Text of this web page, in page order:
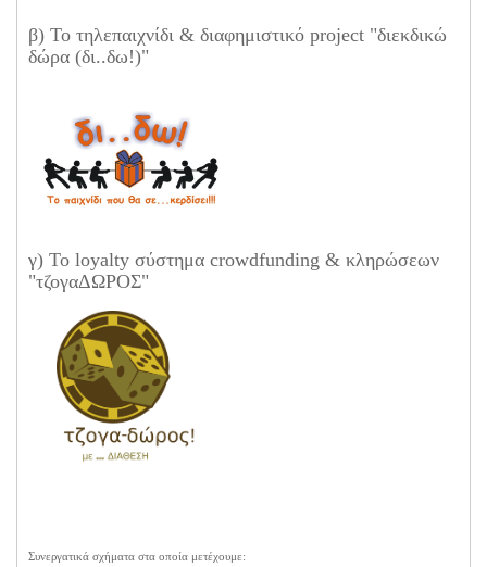
β) Το τηλεπαιχνίδι & διαφημιστικό project "διεκδικώ
δώρα (δι..δω!)"
γ) Το loyalty σύστημα crowdfunding & κληρώσεων
"τζογαΔΩΡΟΣ"
Συνεργατικά σχήματα στα οποία μετέχουμε: